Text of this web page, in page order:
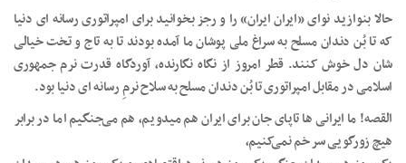
حالا بنوازید نوای «ایران ایران» را و رجز بخوانید برای امپراتوری رسانه ای دنیا
که تا بُن دندان مسلح به سراغ ملی پوشان ما آمده بودند تا به تاج و تخت خیالی
شان دل خوش کنند. قطر امروز از نگاه نگارنده، آوردگاه قدرت نرم جمهوری
اسلامی در مقابل امپراتوری تا بُن دندان مسلح به سلاح نرمِ رسانه ای دنیا بود.
القصه! ما ایرانی ها تاپای جان برای ایران هم میدویم، هم می‌جنگیم اما در برابر
هیچ زورگویی سر خم نمی‌کنیم،